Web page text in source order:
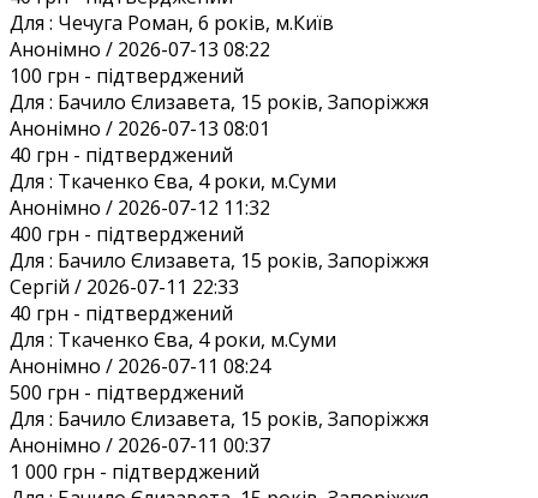
Для : Чечуга Роман, 6 років, м.Київ
Анонiмно / 2026-07-13 08:22
100 грн - підтверджений
Для : Бачило Єлизавета, 15 років, Запоріжжя
Анонiмно / 2026-07-13 08:01
40 грн - підтверджений
Для : Ткаченко Єва, 4 роки, м.Суми
Анонiмно / 2026-07-12 11:32
400 грн - підтверджений
Для : Бачило Єлизавета, 15 років, Запоріжжя
Сергій / 2026-07-11 22:33
40 грн - підтверджений
Для : Ткаченко Єва, 4 роки, м.Суми
Анонiмно / 2026-07-11 08:24
500 грн - підтверджений
Для : Бачило Єлизавета, 15 років, Запоріжжя
Анонiмно / 2026-07-11 00:37
1 000 грн - підтверджений